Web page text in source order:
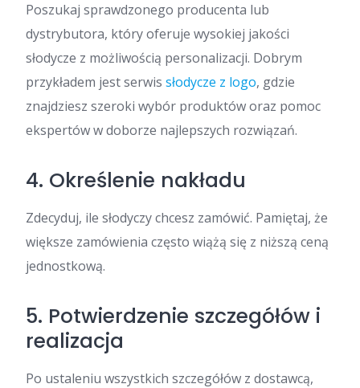
Poszukaj sprawdzonego producenta lub
dystrybutora, który oferuje wysokiej jakości
słodycze z możliwością personalizacji. Dobrym
przykładem jest serwis słodycze z logo, gdzie
znajdziesz szeroki wybór produktów oraz pomoc
ekspertów w doborze najlepszych rozwiązań.
4. Określenie nakładu
Zdecyduj, ile słodyczy chcesz zamówić. Pamiętaj, że
większe zamówienia często wiążą się z niższą ceną
jednostkową.
5. Potwierdzenie szczegółów i
realizacja
Po ustaleniu wszystkich szczegółów z dostawcą,